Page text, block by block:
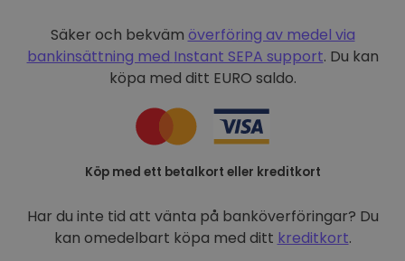
Säker och bekväm överföring av medel via
bankinsättning med Instant SEPA support. Du kan
köpa med ditt EURO saldo.
Köp med ett betalkort eller kreditkort
Har du inte tid att vänta på banköverföringar? Du
kan omedelbart köpa med ditt kreditkort.